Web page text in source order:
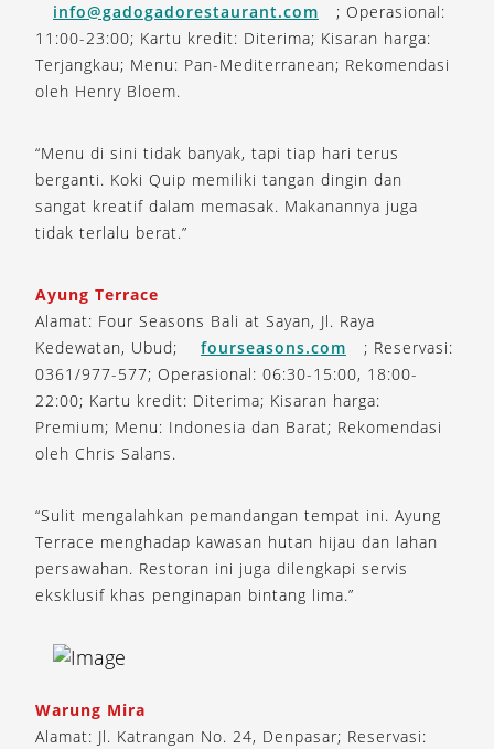
info@gadogadorestaurant.com
; Operasional:
11:00-23:00; Kartu kredit: Diterima; Kisaran harga:
Terjangkau; Menu: Pan-Mediterranean; Rekomendasi
oleh Henry Bloem.
“Menu di sini tidak banyak, tapi tiap hari terus
berganti. Koki Quip memiliki tangan dingin dan
sangat kreatif dalam memasak. Makanannya juga
tidak terlalu berat.”
Ayung Terrace
Alamat: Four Seasons Bali at Sayan, Jl. Raya
Kedewatan, Ubud;
fourseasons.com
; Reservasi:
0361/977-577; Operasional: 06:30-15:00, 18:00-
22:00; Kartu kredit: Diterima; Kisaran harga:
Premium; Menu: Indonesia dan Barat; Rekomendasi
oleh Chris Salans.
“Sulit mengalahkan pemandangan tempat ini. Ayung
Terrace menghadap kawasan hutan hijau dan lahan
persawahan. Restoran ini juga dilengkapi servis
eksklusif khas penginapan bintang lima.”
Warung Mira
Alamat: Jl. Katrangan No. 24, Denpasar; Reservasi: